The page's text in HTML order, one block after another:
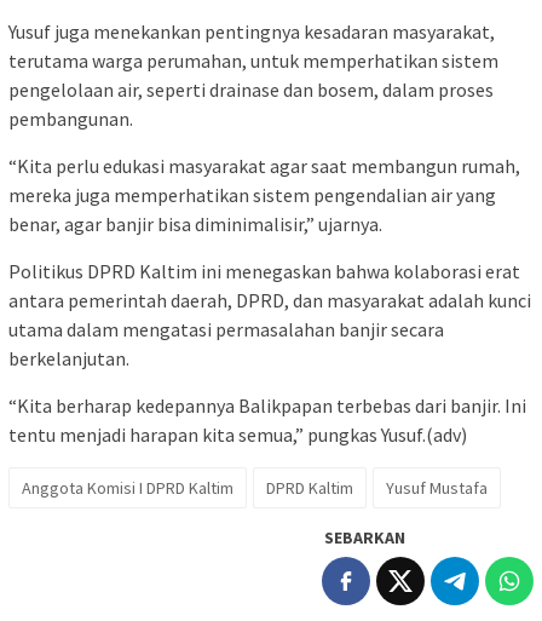
Yusuf juga menekankan pentingnya kesadaran masyarakat,
terutama warga perumahan, untuk memperhatikan sistem
pengelolaan air, seperti drainase dan bosem, dalam proses
pembangunan.
“Kita perlu edukasi masyarakat agar saat membangun rumah,
mereka juga memperhatikan sistem pengendalian air yang
benar, agar banjir bisa diminimalisir,” ujarnya.
Politikus DPRD Kaltim ini menegaskan bahwa kolaborasi erat
antara pemerintah daerah, DPRD, dan masyarakat adalah kunci
utama dalam mengatasi permasalahan banjir secara
berkelanjutan.
“Kita berharap kedepannya Balikpapan terbebas dari banjir. Ini
tentu menjadi harapan kita semua,” pungkas Yusuf.(adv)
Anggota Komisi I DPRD Kaltim DPRD Kaltim Yusuf Mustafa
SEBARKAN